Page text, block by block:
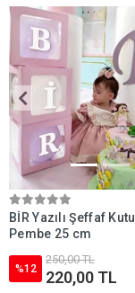
BİR Yazılı Şeffaf
Pembe 25 cm
%12
250,00 TL
220,00 TL